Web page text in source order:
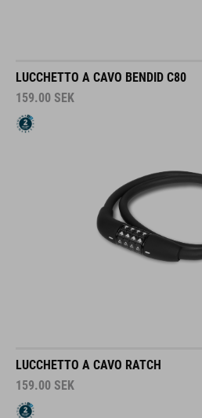
LUCCHETTO A CAVO BENDID C80
159.00 SEK
LUCCHETTO A CAVO RATCH
159.00 SEK